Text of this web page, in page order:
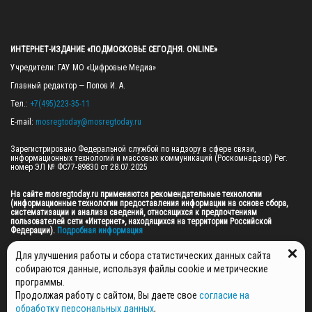
ИНТЕРНЕТ-ИЗДАНИЕ «ПОДМОСКОВЬЕ СЕГОДНЯ. ONLINE»
Учредители: ГАУ МО «Цифровые Медиа»
Главный редактор — Попов И. А.
Тел.: +7(495)223-35-11
E-mail: mosregtoday@mosregtoday.ru
Зарегистрировано Федеральной службой по надзору в сфере связи,
информационных технологий и массовых коммуникаций (Роскомнадзор) Рег.
номер ЭЛ № ФС77-89830 от 28.07.2025
На сайте mosregtoday.ru применяются рекомендательные технологии
(информационные технологии предоставления информации на основе сбора,
систематизации и анализа сведений, относящихся к предпочтениям
пользователей сети «Интернет», находящихся на территории Российской
Федерации). Подробная информация
© 2026 ПРАВА НА ВСЕ МАТЕРИАЛЫ САЙТА ПРИНАДЛЕЖАТ ГАУ МО "ЦИФРОВЫЕ
МЕДИА" (ОГРН: 1255000059467).
ПОЛИТИКА ОБРАБОТКИ И ЗАЩИТЫ ПЕРСОНАЛЬНЫХ ДАННЫХ
Для улучшения работы и сбора статистических данных сайта
собираются данные, используя файлы cookie и метрические
программы.
Продолжая работу с сайтом, Вы даете свое согласие на
обработку персональных данных,